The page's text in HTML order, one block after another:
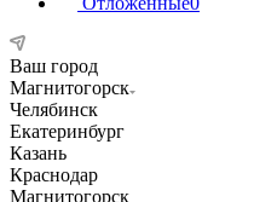
Ваш город
Магнитогорск
Челябинск
Екатеринбург
Казань
Краснодар
Магнитогорск